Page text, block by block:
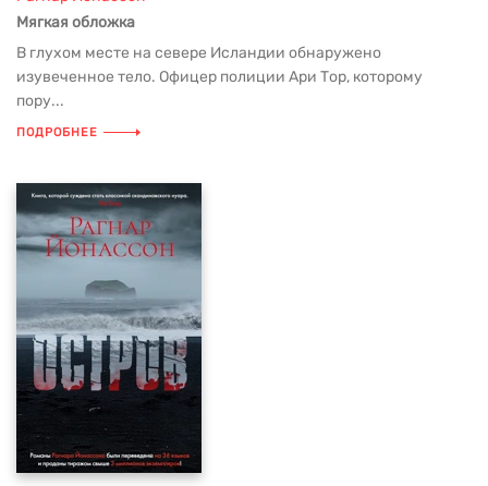
Мягкая обложка
В глухом месте на севере Исландии обнаружено
изувеченное тело. Офицер полиции Ари Тор, которому
пору...
ПОДРОБНЕЕ